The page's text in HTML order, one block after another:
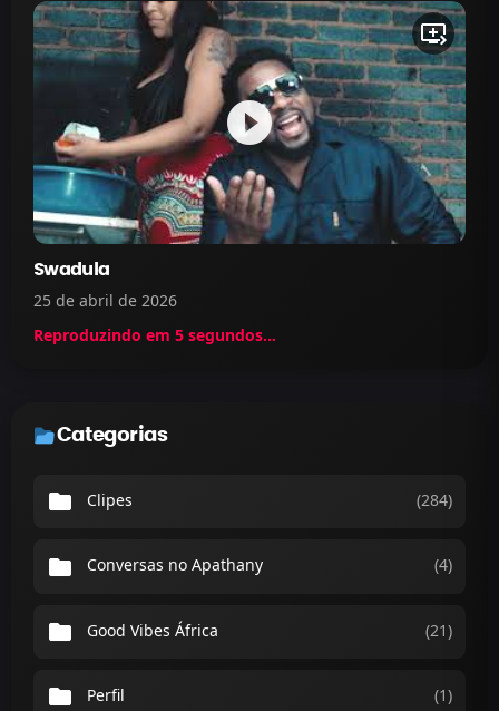
play_circle_filled
queue_play_next
Swadula
25 de abril de 2026
Reproduzindo em 5 segundos...
Categorias
folder Clipes (284)
folder Conversas no Apathany (4)
folder Good Vibes África (21)
folder Perfil (1)